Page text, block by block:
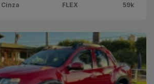
Cinza FLEX 59k